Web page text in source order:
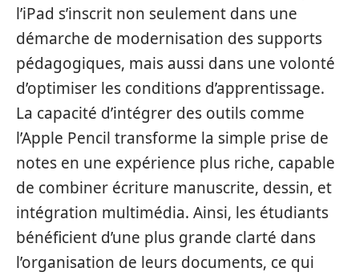
l’iPad s’inscrit non seulement dans une
démarche de modernisation des supports
pédagogiques, mais aussi dans une volonté
d’optimiser les conditions d’apprentissage.
La capacité d’intégrer des outils comme
l’Apple Pencil transforme la simple prise de
notes en une expérience plus riche, capable
de combiner écriture manuscrite, dessin, et
intégration multimédia. Ainsi, les étudiants
bénéficient d’une plus grande clarté dans
l’organisation de leurs documents, ce qui